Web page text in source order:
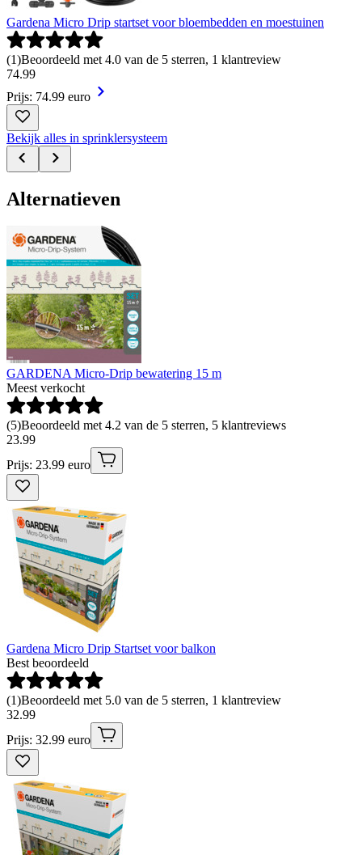
Gardena Micro Drip startset voor bloembedden en moestuinen
(1)Beoordeeld met 4.0 van de 5 sterren, 1 klantreview
74.99
Prijs: 74.99 euro
Bekijk alles in sprinklersysteem
Alternatieven
GARDENA Micro-Drip bewatering 15 m
Meest verkocht
(5)Beoordeeld met 4.2 van de 5 sterren, 5 klantreviews
23.99
Prijs: 23.99 euro
Gardena Micro Drip Startset voor balkon
Best beoordeeld
(1)Beoordeeld met 5.0 van de 5 sterren, 1 klantreview
32.99
Prijs: 32.99 euro